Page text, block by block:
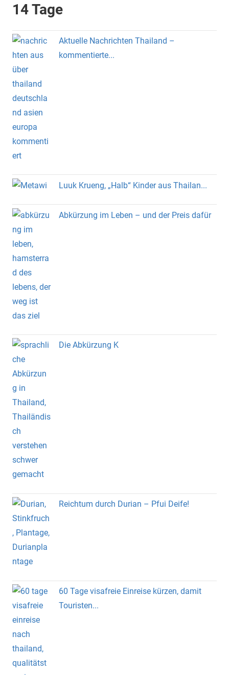
14 Tage
Aktuelle Nachrichten Thailand –
kommentierte...
Luuk Krueng, „Halb“ Kinder aus Thailan...
Abkürzung im Leben – und der Preis dafür
Die Abkürzung K
Reichtum durch Durian – Pfui Deife!
60 Tage visafreie Einreise kürzen, damit
Touristen...